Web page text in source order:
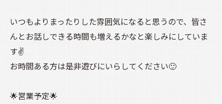
いつもよりまったりした雰囲気になると思うので、皆さ
んとお話しできる時間も増えるかなと楽しみにしていま
す✌️
お時間ある方は是非遊びにいらしてください🙂
🌟営業予定🌟